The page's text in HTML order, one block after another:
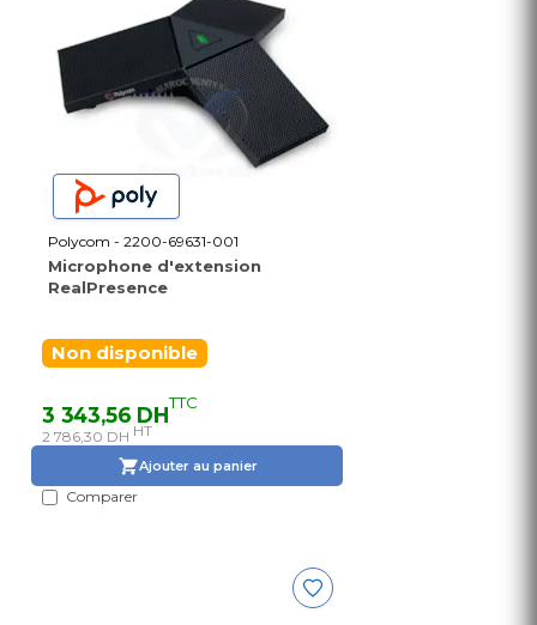
Polycom - 2200-69631-001
Microphone d'extension
RealPresence
Non disponible
3 343,56 DHTTC
2 786,30 DH HT
Ajouter au panier
Comparer